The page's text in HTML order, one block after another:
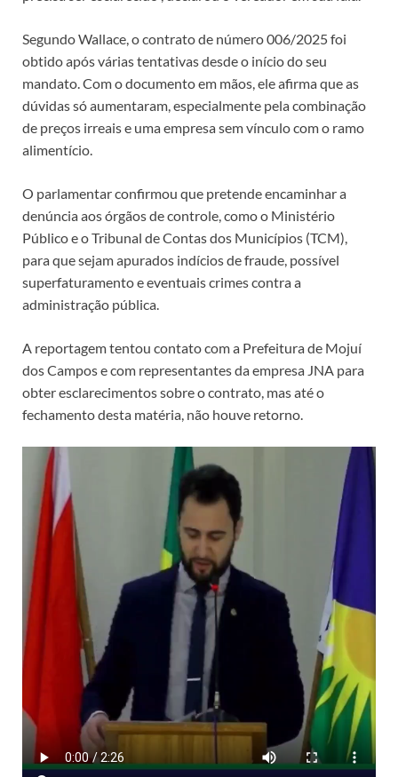
Segundo Wallace, o contrato de número 006/2025 foi
obtido após várias tentativas desde o início do seu
mandato. Com o documento em mãos, ele afirma que as
dúvidas só aumentaram, especialmente pela combinação
de preços irreais e uma empresa sem vínculo com o ramo
alimentício.
O parlamentar confirmou que pretende encaminhar a
denúncia aos órgãos de controle, como o Ministério
Público e o Tribunal de Contas dos Municípios (TCM),
para que sejam apurados indícios de fraude, possível
superfaturamento e eventuais crimes contra a
administração pública.
A reportagem tentou contato com a Prefeitura de Mojuí
dos Campos e com representantes da empresa JNA para
obter esclarecimentos sobre o contrato, mas até o
fechamento desta matéria, não houve retorno.